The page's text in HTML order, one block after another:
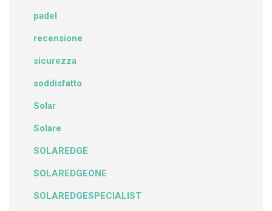
padel
recensione
sicurezza
soddisfatto
Solar
Solare
SOLAREDGE
SOLAREDGEONE
SOLAREDGESPECIALIST